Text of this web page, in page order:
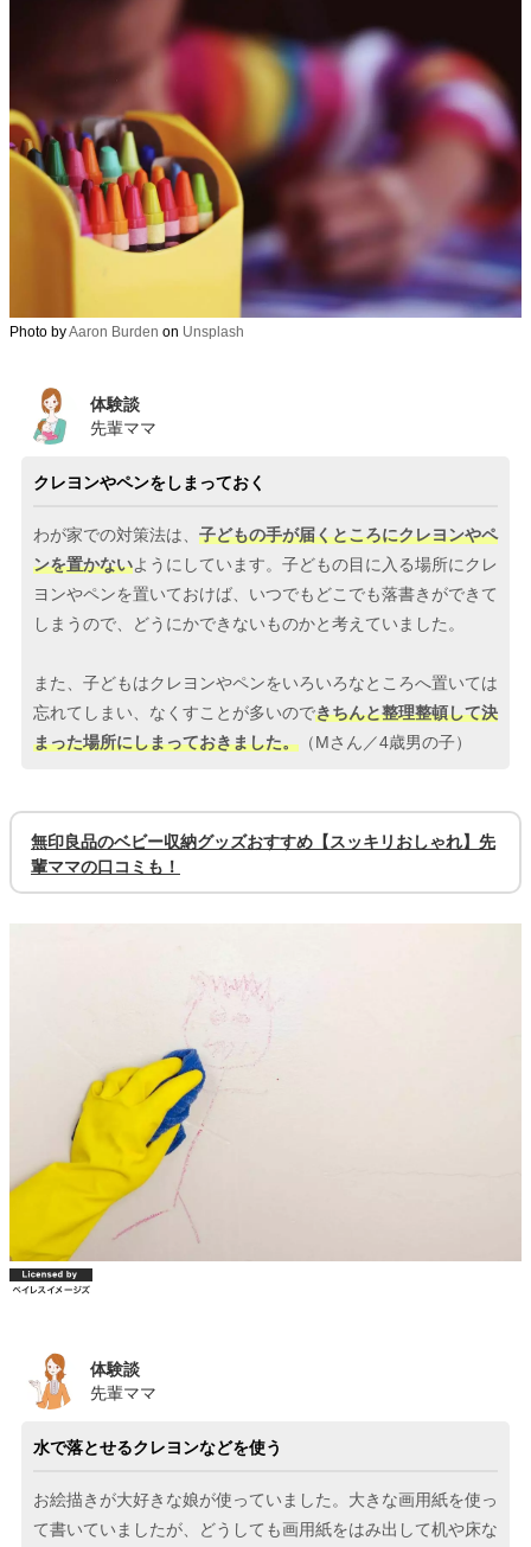
Photo byAaron Burden on Unsplash
体験談
先輩ママ
クレヨンやペンをしまっておく
わが家での対策法は、 子どもの手が届くところにクレヨンやペ
ンを置かないようにしています。子どもの目に入る場所にクレ
ヨンやペンを置いておけば、いつでもどこでも落書きができて
しまうので、どうにかできないものかと考えていました。
また、子どもはクレヨンやペンをいろいろなところへ置いては
忘れてしまい、なくすことが多いのできちんと整理整頓して決
まった場所にしまっておきました。 （Mさん／4歳男の子）
無印良品のベビー収納グッズおすすめ【スッキリおしゃれ】先
輩ママの口コミも！
体験談
先輩ママ
水で落とせるクレヨンなどを使う
お絵描きが大好きな娘が使っていました。大きな画用紙を使っ
て書いていましたが、どうしても画用紙をはみ出して机や床な